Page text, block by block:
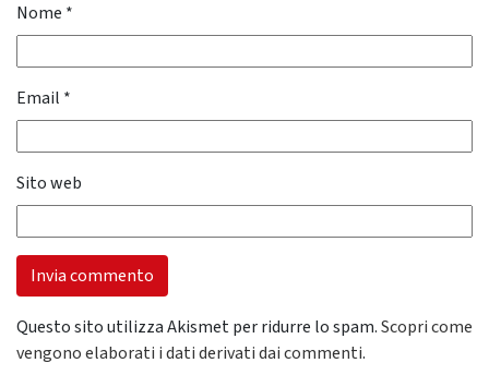
Nome *
Email *
Sito web
Questo sito utilizza Akismet per ridurre lo spam.Scopri come
vengono elaborati i dati derivati dai commenti.